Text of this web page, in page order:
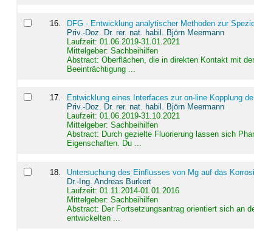
16
DFG - Entwicklung analytischer Methoden zur
Priv.-Doz. Dr. rer. nat. habil. Björn Meermann
Laufzeit: 01.06.2019-31.01.2021
Mittelgeber: Sachbeihilfen
Abstract:Oberflächen, die in direkten Kontakt mit
Beeinträchtigung ...
17.
Entwicklung eines Interfaces zur on-line Kopplung
Priv.-Doz. Dr. rer. nat. habil. Björn Meermann
Laufzeit: 01.06.2019-31.10.2021
Mittelgeber: Sachbeihilfen
Abstract: Durch gezielte Fluorierung lassen sich
Eigenschaften. Du ...
18
Untersuchung des Einflusses von Mg auf das
Dr.-Ing. Andreas Burkert
Laufzeit: 01.11.2014-01.01.2016
Mittelgeber: Sachbeihilfen
Abstract: Der Fortsetzungsantrag orientiert sich an
entwickelten ...